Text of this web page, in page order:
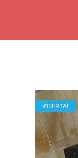
¡OFERTA!